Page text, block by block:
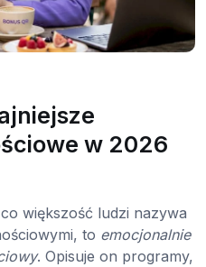
w 2026
większość ludzi nazywa
to emocjonalnie
. Opisuje on programy,